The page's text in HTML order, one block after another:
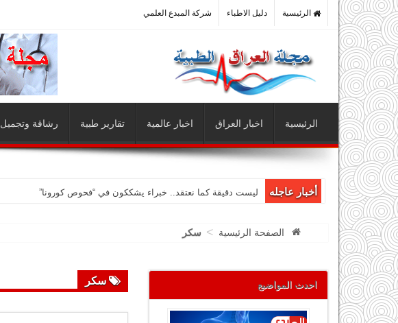
الرئيسية دليل الاطباء شركة المبدع العلمي
الرئيسية اخبار العراق اخبار عالمية تقارير طبية رشاقة وتجميل
أخبار عاجله ليست دقيقة كما نعتقد.. خبراء يشككون في “فحوص كورونا”
الصفحة الرئيسية > سكر
سكر احدث المواضيع